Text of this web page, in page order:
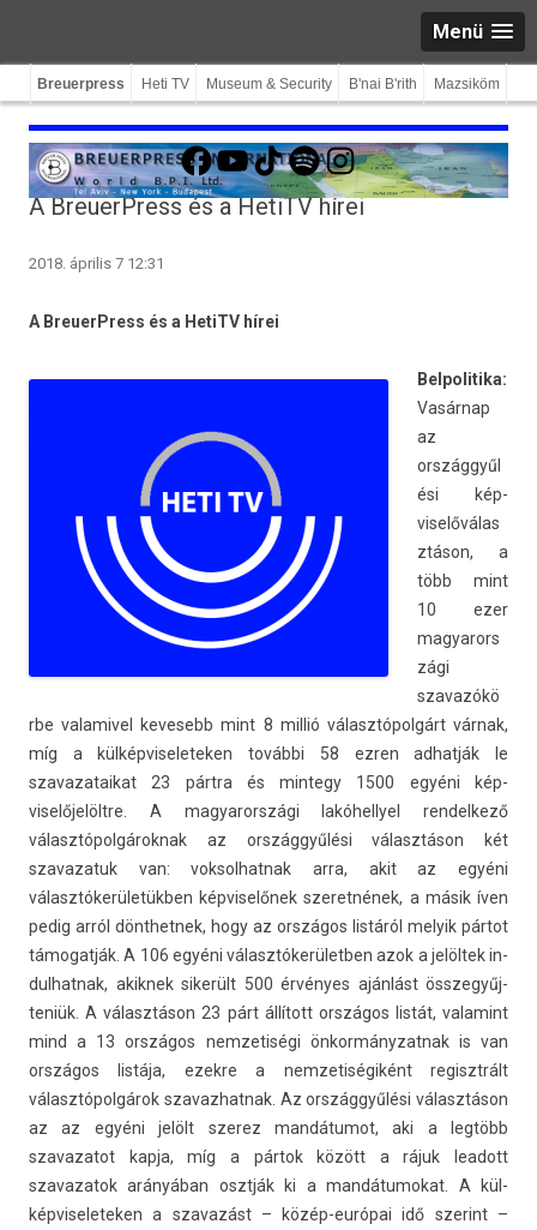
Menü
Breuerpress Heti TV Museum & Security B'nai B'rith Mazsiköm
Facebook
YouTube
TikTokSpotifyInstagram
A BreuerPress és a HetiTV hírei
2018. április 7 12:31
A BreuerPress és a HetiTV hírei
Be­lpolitika:
Vasárnap
az
országgyűl
ési kép­
viselőválas
ztáson, a
több mint
10 ezer
magyarors
zági
szavazókö
r­be valamivel kevesebb mint 8 millió választópolgárt várnak,
míg a kül­képviseletek­en további 58 ezren ad­hatják le
szavazataikat 23 pártra és min­tegy 1500 egyéni kép­
viselőjelöltre. A magyarországi lakóhel­lyel re­ndel­kező
választópol­gárok­nak az országgyűlési választáson két
szavazatuk van: vok­solhat­nak arra, akit az egyéni
választókerületükben kép­viselőnek szeret­nének, a másik íven
pedig arról dönthet­nek, hogy az országos listáról melyik pártot
támogat­ják. A 106 egyéni választókerületb­en azok a jelöltek in­
dul­hatnak, akik­nek sikerült 500 érvényes ajánlást összegyűj­
teniük. A választáson 23 párt állított országos listát, valamint
mind a 13 országos nem­zetiségi önkor­mányzat­nak is van
országos listája, ezek­re a nem­zetiségiként re­gisztrált
választópolgárok szavaz­hatnak. Az országgyűlési választáson
az az egyéni jelölt szerez mandátumot, aki a legtöbb
szavazatot kapja, míg a pártok között a rájuk leadott
szavazatok arányában osztják ki a man­dátumokat. A kül­
képviseletek­en a szavazást – közép-európai idő szerint –